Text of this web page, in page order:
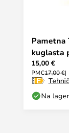
kuglasta
WiZ
15,00 €
PMC17,00 €
Na